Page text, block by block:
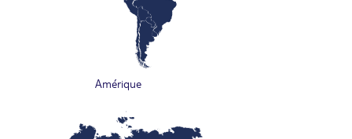
Amérique